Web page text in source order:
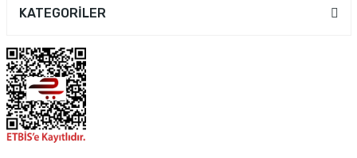
KATEGORİLER